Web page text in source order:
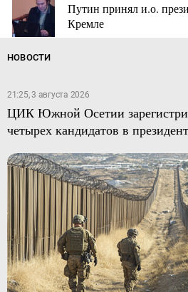
Путин принял и.о.
Кремле
НОВОСТИ
21:25, 3 августа 2026
ЦИК Южной Осетии
четырех кандидатов в